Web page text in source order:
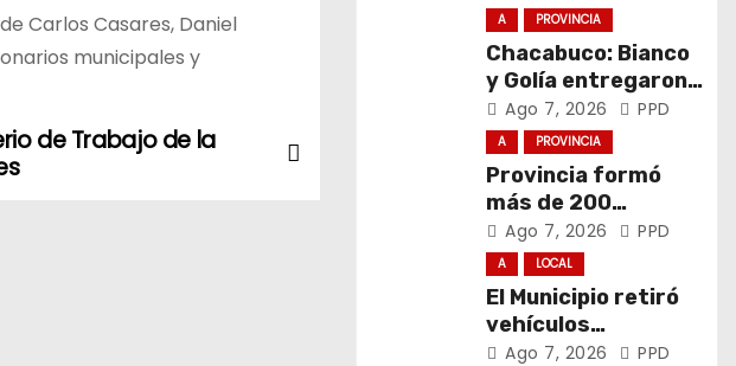
Carlos Casares, Daniel
municipales y
de Trabajo de la
A PROVINCIA
Chacabuco: Bianco
y Golía entregaron
computadoras a
estudiantes
Ago 7, 2026 PPD
A PROVINCIA
Provincia formó
más de 200
promotores de
derechos de niñas,
niños y
adolescentes
Ago 7, 2026 PPD
A LOCAL
El Municipio retiró
vehículos
abandonados de
Ago 7, 2026 PPD